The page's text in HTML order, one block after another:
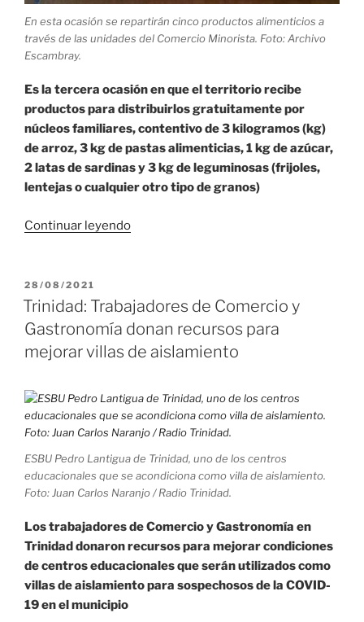
En esta ocasión se repartirán cinco productos alimenticios a
través de las unidades del Comercio Minorista. Foto: Archivo
Escambray.
Es la tercera ocasión en que el territorio recibe
productos para distribuirlos gratuitamente por
núcleos familiares, contentivo de 3 kilogramos (kg)
de arroz, 3 kg de pastas alimenticias, 1 kg de azúcar,
2 latas de sardinas y 3 kg de leguminosas (frijoles,
lentejas o cualquier otro tipo de granos)
Continuar leyendo«Recibe
primeros
contenedores
con
alimentos
la
entrega
del
módulo»
PUBLICADO
EL
28/08/2021
Trinidad: Trabajadores de Comercio y
Gastronomía donan recursos para
mejorar villas de aislamiento
ESBU Pedro Lantigua de Trinidad, uno de los centros
educacionales que se acondiciona como villa de aislamiento.
Foto: Juan Carlos Naranjo / Radio Trinidad.
Los trabajadores de Comercio y Gastronomía en
Trinidad donaron recursos para mejorar condiciones
de centros educacionales que serán utilizados como
villas de aislamiento para sospechosos de la COVID-
19 en el municipio